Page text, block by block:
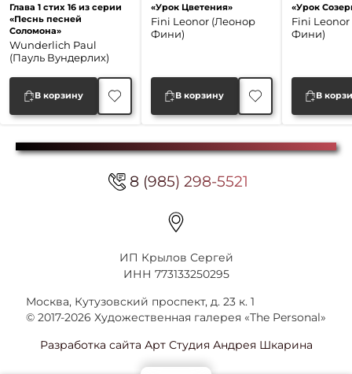
Глава 1 стих 16 из серии
«Песнь песней
Соломона»
Wunderlich Paul
(Пауль Вундерлих)
цена
составляла
61,600 ₽.
цена:
40,000 ₽.
В корзину
«Урок Цветения»
Fini Leonor (Леонор
Фини)
цена
составляла
цена:
35,000 ₽.
В корзину
«Урок
Fini
Фини)
цена
цена:
В
8 (985) 298-5521
ИП Крылов Сергей
ИНН 773133250295
Москва, Кутузовский проспект, д. 23 к. 1
© 2017-2026 Художественная галерея «The Personal»
Разработка сайта Арт Студия Андрея Шкарина